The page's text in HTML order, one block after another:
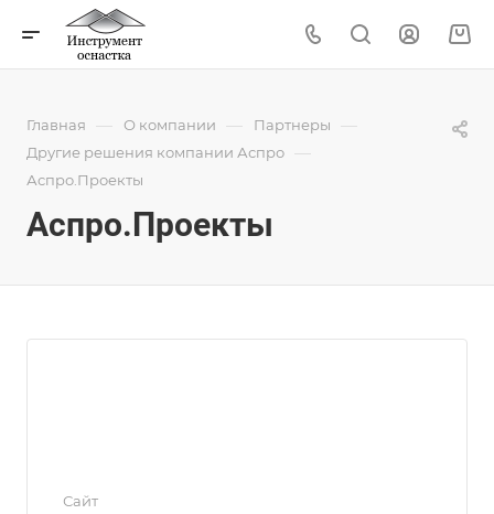
Главная — О компании — Партнеры —
Другие решения компании Аспро —
Аспро.Проекты
Аспро.Проекты
Сайт